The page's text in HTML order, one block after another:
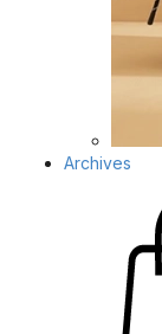
Archives